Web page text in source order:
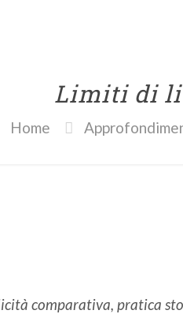
Limiti di
Home
comparativa, pratica